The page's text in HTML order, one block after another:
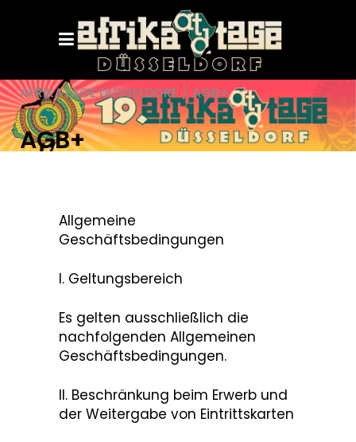
AFRIKATAGE DÜSSELDORF / AGB+
AGB+
Allgemeine
Geschäftsbedingungen
I. Geltungsbereich
Es gelten ausschließlich die
nachfolgenden Allgemeinen
Geschäftsbedingungen.
II. Beschränkung beim Erwerb und
der Weitergabe von Eintrittskarten